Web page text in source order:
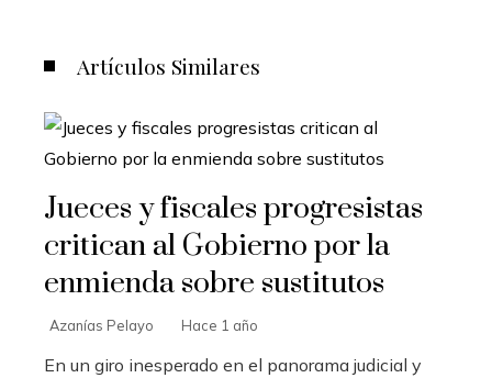
Artículos Similares
Jueces y fiscales progresistas
critican al Gobierno por la
enmienda sobre sustitutos
Azanías Pelayo Hace 1 año
En un giro inesperado en el panorama judicial y